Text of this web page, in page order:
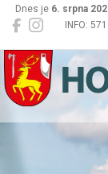
INFO:
Dnes je 6. srpna
Hošťálková